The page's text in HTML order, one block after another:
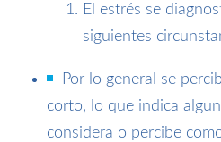
El estrés se
siguientes
Por lo general se
corto, lo que indica
considera o percibe